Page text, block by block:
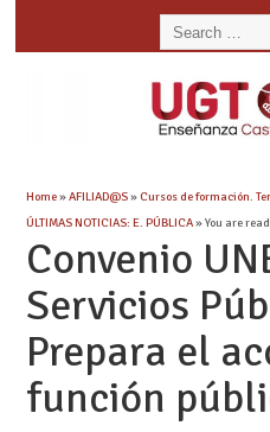
Home»AFILIAD@S» Cursos de formación.
ÚLTIMAS NOTICIAS: E. PÚBLICA» You are
Convenio
Servicios
Prepara el
función